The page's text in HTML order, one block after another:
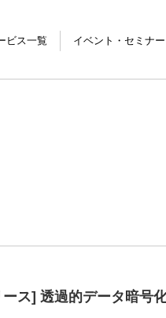
ビス一覧
イベント・セミナー
ース] 透過的データ暗号